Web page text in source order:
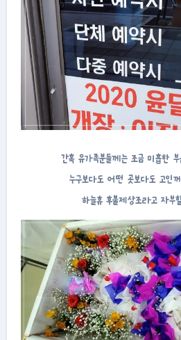
간혹 유가족분들께는 조금 미흡한
누구보다도 어떤 곳보다도 고인
하늘휴 후불제상조라고 자부